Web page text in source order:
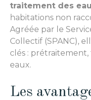
traitement des
habitations non
Agréée par le
Collectif (SPANC),
clés :
eaux.
Les